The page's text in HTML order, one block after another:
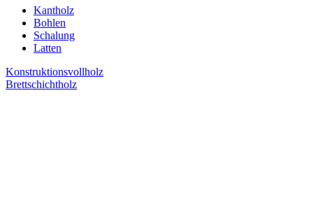
Kantholz
Bohlen
Schalung
Latten
Konstruktionsvollholz
Brettschichtholz